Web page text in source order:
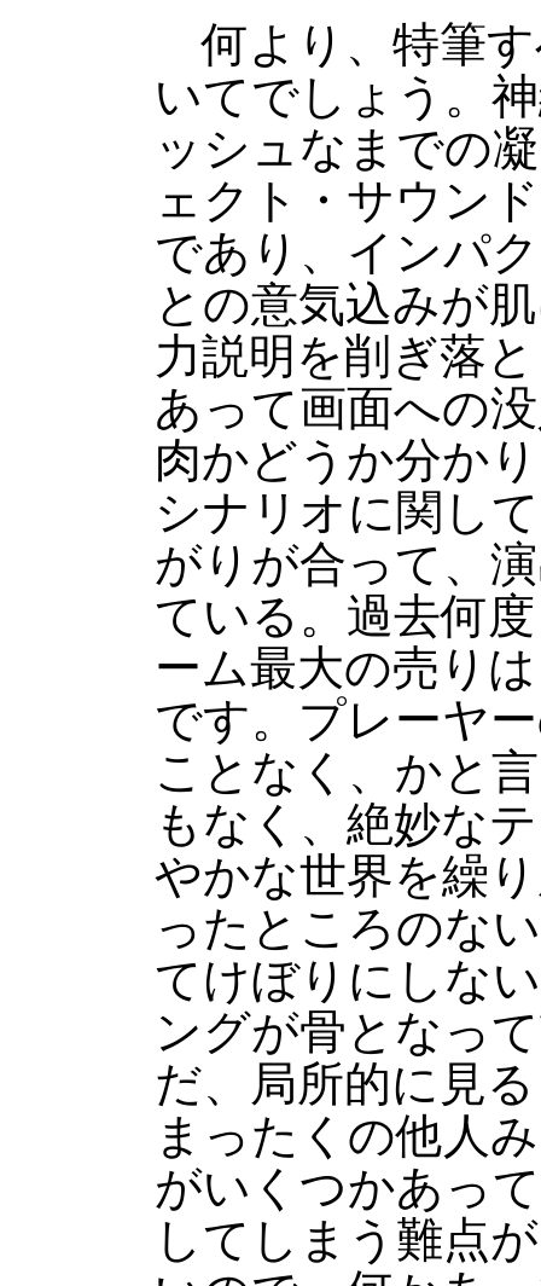
何より、特筆
いてでしょう。
ッシュなまでの
ェクト・サウン
であり、インパ
との意気込みが
力説明を削ぎ落
あって画面への
肉かどうか分か
シナリオに関し
がりが合って、
ている。過去何
ーム最大の売り
です。プレーヤ
ことなく、かと
もなく、絶妙な
やかな世界を繰
ったところのな
てけぼりにしな
ングが骨となっ
だ、局所的に見
まったくの他人
がいくつかあっ
してしまう難点